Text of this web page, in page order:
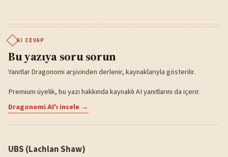
AI CEVAP
Bu yazıya soru sorun
Yanıtlar Dragonomi arşivinden derlenir, kaynaklarıyla gösterilir.
Premium üyelik, bu yazı hakkında kaynaklı AI yanıtlarını da içerir.
Dragonomi AI'ı incele →
UBS (Lachlan Shaw)